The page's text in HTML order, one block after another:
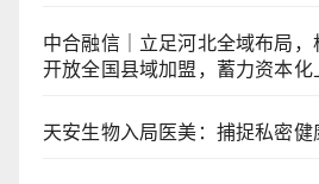
中合融信｜立足河北全域布局，
开放全国县域加盟，蓄力资本化
天安生物入局医美：捕捉私密健